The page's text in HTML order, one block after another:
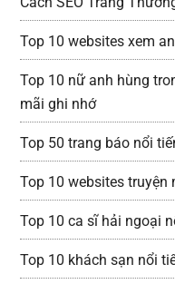
Top 10 websites xem
Top 10 nữ anh hùng
mãi ghi nhớ
Top 50 trang báo nổi
Top 10 websites
Top 10 ca sĩ hải ngoại
Top 10 khách sạn nổi